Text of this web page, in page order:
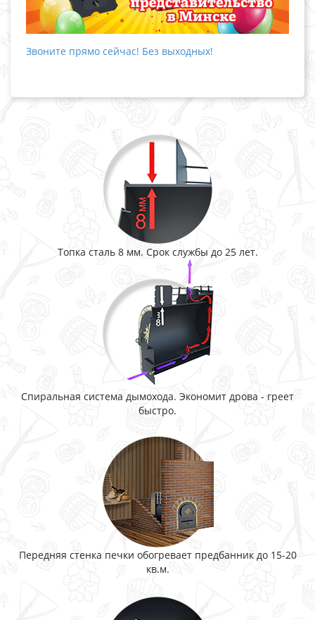
Звоните прямо сейчас! Без выходных!
Топка сталь 8 мм. Срок службы до 25 лет.
Спиральная система дымохода. Экономит дрова - греет
быстро.
Передняя стенка печки обогревает предбанник до 15-20
кв.м.